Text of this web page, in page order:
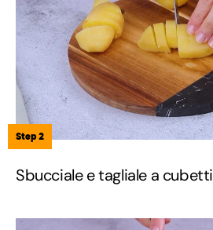
Step 2
Sbucciale e tagliale a cubetti